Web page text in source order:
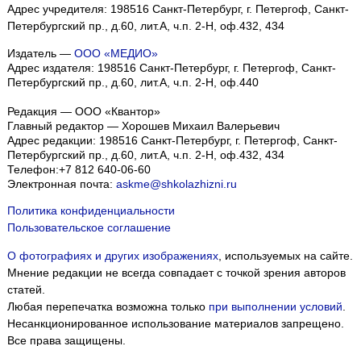
Адрес учредителя: 198516 Санкт-Петербург, г. Петергоф, Санкт-
Петербургский пр., д.60, лит.А, ч.п. 2-Н, оф.432, 434
Издатель — ООО «МЕДИО»
Адрес издателя: 198516 Санкт-Петербург, г. Петергоф, Санкт-
Петербургский пр., д.60, лит.А, ч.п. 2-Н, оф.440
Редакция — ООО «Квантор»
Главный редактор — Хорошев Михаил Валерьевич
Адрес редакции: 198516 Санкт-Петербург, г. Петергоф Санкт-
Петербургский пр., д.60, лит.А, ч.п. 2-Н, оф.432, 434
Телефон:+7 812 640-06-60
Электронная почта: askme@shkolazhizni.ru
Политика конфиденциальности
Пользовательское соглашение
О фотографиях и других изображениях, используемых на сайте.
Мнение редакции не всегда совпадает с точкой зрения авторов
статей.
Любая перепечатка возможна только при выполнении условий
Несанкционированное использование материалов запрещено.
Все права защищены.